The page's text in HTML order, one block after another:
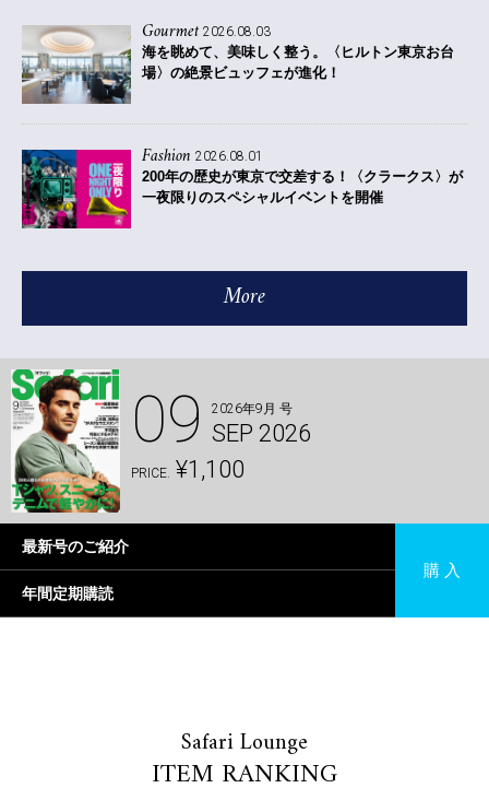
Gourmet 2026.08.03
海を眺めて、美味しく整う。〈ヒルトン東京お台
場〉の絶景ビュッフェが進化！
Fashion 2026.08.01
200年の歴史が東京で交差する！〈クラークス〉が
一夜限りのスペシャルイベントを開催
More
09 2026年9月 号
SEP 2026
PRICE. ¥1,100
最新号のご紹介
年間定期購読
購 入
Safari Lounge
ITEM RANKING